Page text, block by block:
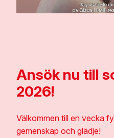
Ansök nu till
2026!
Välkommen till en vecka
gemenskap och glädje!